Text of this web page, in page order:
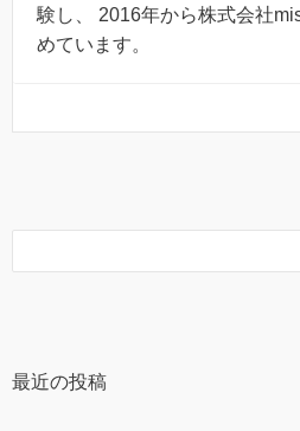
験し、 2016年から株式会社
めています。
最近の投稿